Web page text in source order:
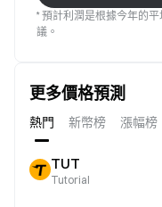
* 預計利潤是根據今年的
議。
更多價格預測
熱門 新幣榜 漲幅榜
TUT
Tutorial